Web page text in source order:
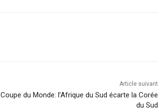
Article suivant
Coupe du Monde: l’Afrique du Sud écarte la Corée
du Sud